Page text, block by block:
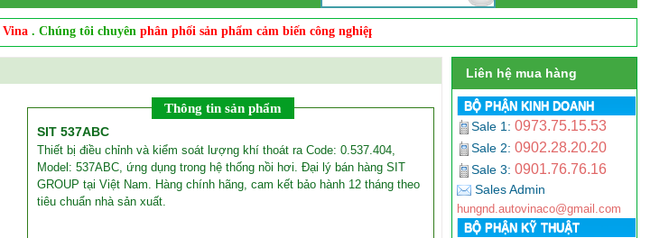
. Chúng tôi chuyênphân phối sản phẩm cảm biến công nghiệp, cảm biến quang, cảm biến từ, cảm biến sợi quang, cảm
Liên hệ mua hàng
BỘ PHẬN KINH DOANH
Sale 1:0973.75.15.53
Sale 2:0902.28.20.20
Sale 3:0901.76.76.16
Sales Admin
hungnd.autovinaco@gmail.com
BỘ PHẬN KỸ THUẬT
Thông tin sản phẩm
SIT 537ABC
Thiết bị điều chỉnh và kiểm soát lượng khí thoát ra Code: 0.537.404,
Model: 537ABC, ứng dụng trong hệ thống nồi hơi. Đại lý bán hàng SIT
GROUP tại Việt Nam. Hàng chính hãng, cam kết bảo hành 12 tháng theo
tiêu chuẩn nhà sản xuất.